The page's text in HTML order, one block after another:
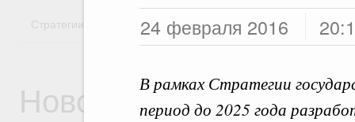
24 февраля 2016
В рамках Стратегии
период до 2025 года
Стратегии Государственные программы
Новости